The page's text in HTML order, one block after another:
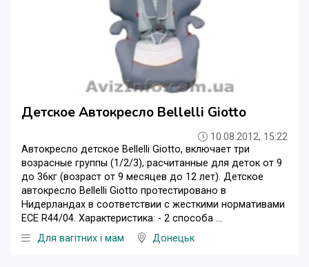
Детское Автокресло Bellelli Giotto
10.08.2012, 15:22
Автокресло детское Bellelli Giotto, включает три
возрасные группы (1/2/3), расчитанные для деток от 9
до 36кг (возраст от 9 месяцев до 12 лет). Детское
автокресло Bellelli Giotto протестировано в
Нидерландах в соответствии с жесткими нормативами
ЕСЕ R44/04. Характеристика: - 2 способа ...
Для вагітних і мам
Донецьк